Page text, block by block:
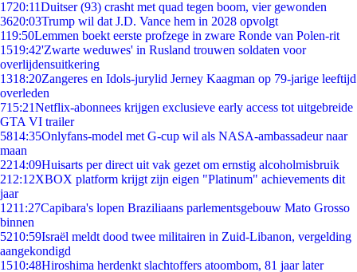
1720:11Duitser (93) crasht met quad tegen boom, vier gewonden
3620:03Trump wil dat J.D. Vance hem in 2028 opvolgt
119:50Lemmen boekt eerste profzege in zware Ronde van Polen-rit
1519:42'Zwarte weduwes' in Rusland trouwen soldaten voor
overlijdensuitkering
1318:20Zangeres en Idols-jurylid Jerney Kaagman op 79-jarige leeftijd
overleden
715:21Netflix-abonnees krijgen exclusieve early access tot uitgebreide
GTA VI trailer
5814:35Onlyfans-model met G-cup wil als NASA-ambassadeur naar
maan
2214:09Huisarts per direct uit vak gezet om ernstig alcoholmisbruik
212:12XBOX platform krijgt zijn eigen "Platinum" achievements dit
jaar
1211:27Capibara's lopen Braziliaans parlementsgebouw Mato Grosso
binnen
5210:59Israël meldt dood twee militairen in Zuid-Libanon, vergelding
aangekondigd
1510:48Hiroshima herdenkt slachtoffers atoombom, 81 jaar later